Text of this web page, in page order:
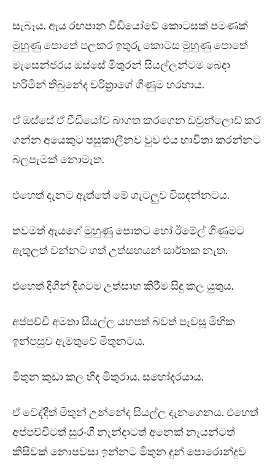
සැබෑය. ඇය රඟපාන වීඩියෝවේ කොටසක් පමණක්
මුහුණු පොතේ පලකර ඉතුරු කොටස මුහුණු පොතේ
මැසෙන්ජරය ඔස්සේ මිතුරන් සියල්ලන්ටම බෙදා
හරිමින් තිබුනේද චරිත්‍රාගේ ගිණුම හරහාය.
ඒ ඔස්සේ ඒ වීඩියෝව බාගත කරගෙන ඩවුන්ලොඩ් කර
ගන්න අයෙකුට පසුකාලීනව වුව එය භාවිතා කරන්නට
බලපැමක් නොමැත.
එහෙත් දැනට ඇත්තේ මේ ගැටලුව විසඳන්නටය.
තවමත් ඇයගේ මුහුණු පොතට හෝ ඊමේල් ගිණුමට
ඇතුලත් වන්නට ගත් උත්සහයන් සාර්තක නැත.
එහෙත් දිගින් දිගටම උත්සාහ කිරීම සිදු කල යුතුය.
අප්පච්චි අමතා සියල්ල යහපත් බවත් පැවසූ මිහික
ඉන්පසුව ඇමතුවේ මිතුනටය.
මිතුන කුඩා කල හිඳ මිතුරාය. සහෝදරයාය.
ඒ වෙද්දීත් මිතුන් උන්නේද සියල්ල දැනගෙනය. එහෙත්
අප්පච්චිටත් සුරංගි නැන්දාටත් අනෙක් නෑයන්ටත්
කිසිවක් නොපවසා ඉන්නට මිතුන දුන් පොරොන්දුව